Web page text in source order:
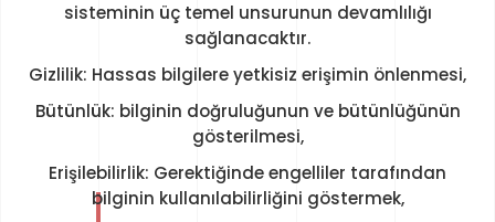
sisteminin üç temel unsurunun devamlılığı
sağlanacaktır.
Gizlilik: Hassas bilgilere yetkisiz erişimin önlenmesi,
Bütünlük: bilginin doğruluğunun ve bütünlüğünün
gösterilmesi,
Erişilebilirlik: Gerektiğinde engelliler tarafından
bilginin kullanılabilirliğini göstermek,